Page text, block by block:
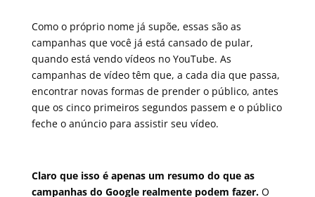
Como o próprio nome já supõe, essas são as
campanhas que você já está cansado de pular,
quando está vendo vídeos no YouTube. As
campanhas de vídeo têm que, a cada dia que passa,
encontrar novas formas de prender o público, antes
que os cinco primeiros segundos passem e o público
feche o anúncio para assistir seu vídeo.
Claro que isso é apenas um resumo do que as
campanhas do Google realmente podem fazer.O